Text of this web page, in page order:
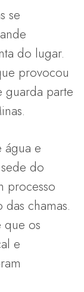
se
do lugar.
provocou
parte
água e
do
processo
chamas.
que os
e